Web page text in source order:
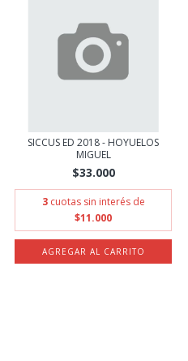
SICCUS ED 2018 - HOYUELOS
MIGUEL
$33.000
3 cuotas sin interés de
$11.000